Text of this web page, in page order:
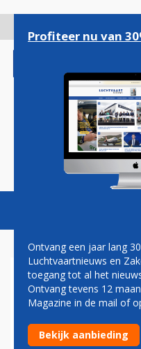
gaan
Magazine
VIRGIN
INTERIEUR
Profiteer nu van
Ontvang een jaar lang
Luchtvaartnieuws en
toegang tot al het
Ontvang tevens 12
Magazine in de mail of
Bekijk aanbieding